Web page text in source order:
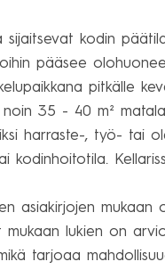
sijaitsevat kodin
pääsee
pitkälle
noin 35 - 40 m²
harraste-, työ- tai
kodinhoitotila.
asiakirjojen mukaan
mukaan lukien on
tarjoaa